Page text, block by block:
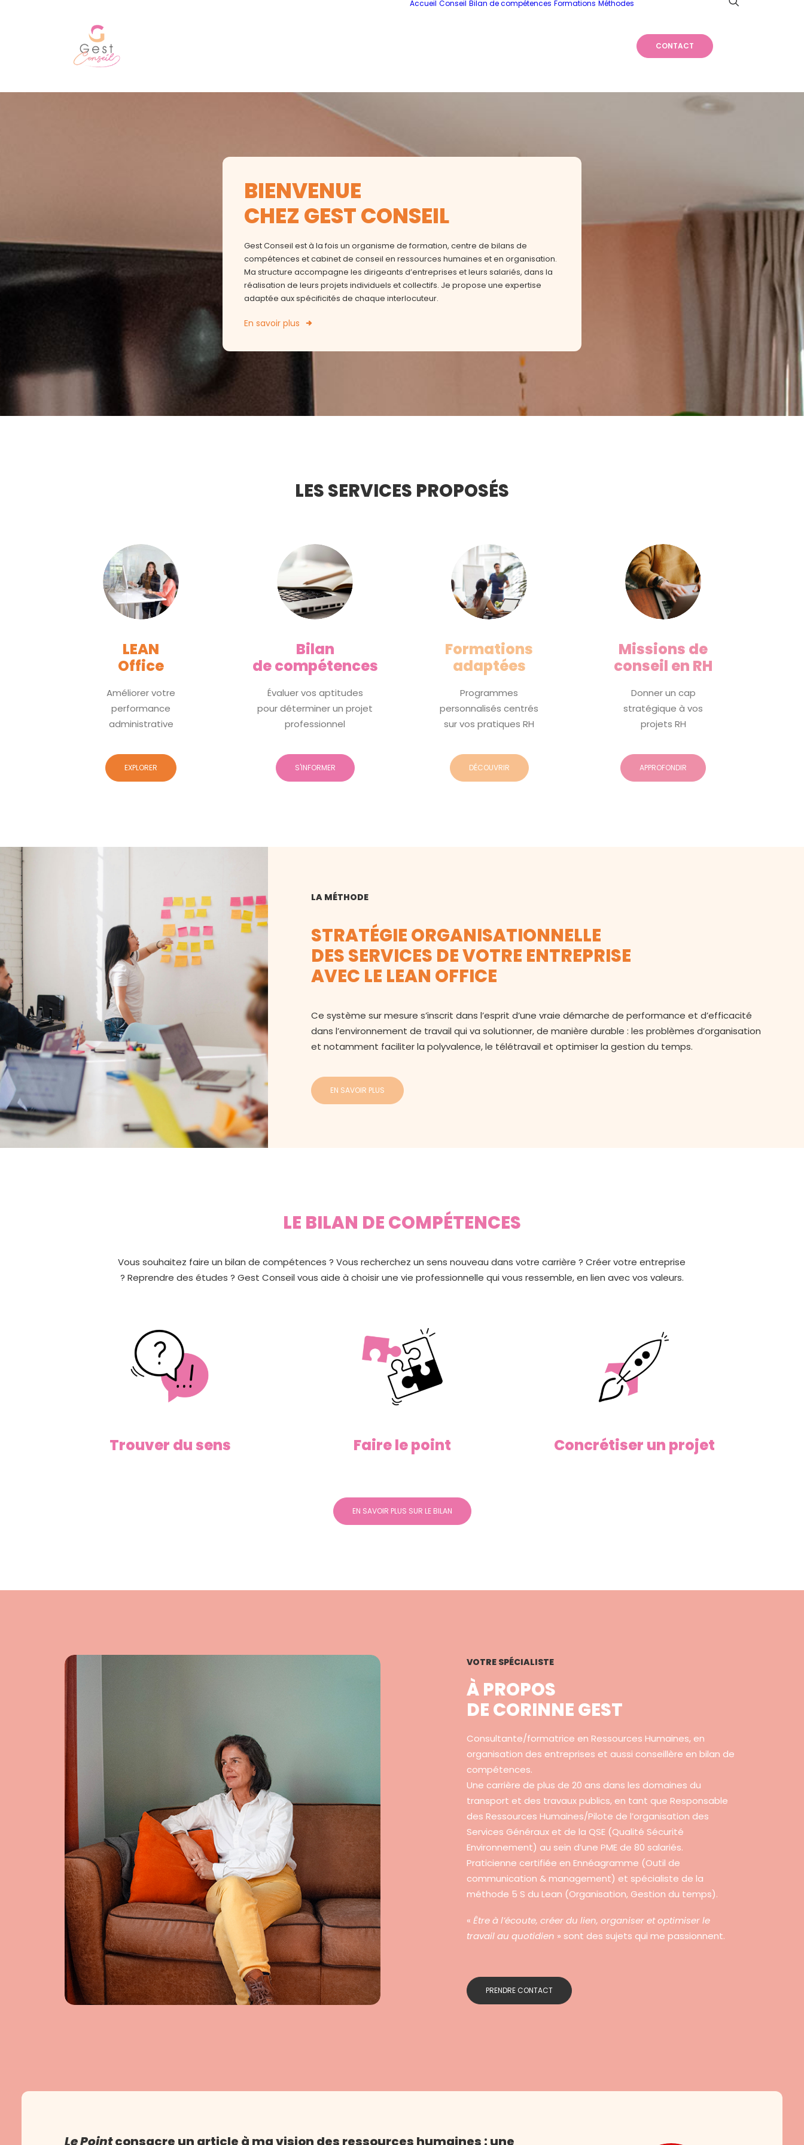
Accueil Conseil Bilan de compétences Formations Méthodes
CONTACT
BIENVENUE
CHEZ GEST CONSEIL
Gest Conseil est à la fois un organisme de formation, centre de bilans de
compétences et cabinet de conseil en ressources humaines et en organisation.
Ma structure accompagne les dirigeants d’entreprises et leurs salariés, dans la
réalisation de leurs projets individuels et collectifs. Je propose une expertise
adaptée aux spécificités de chaque interlocuteur.
En savoir plus
LES SERVICES PROPOSÉS
LEAN
Office
Améliorer votre
performance
administrative
EXPLORER
Bilan
de compétences
Évaluer vos aptitudes
pour déterminer un projet
professionnel
S'INFORMER
Formations
adaptées
Programmes
personnalisés centrés
sur vos pratiques RH
DÉCOUVRIR
Missions de
conseil en RH
Donner un cap
stratégique à vos
projets RH
APPROFONDIR
LA MÉTHODE
STRATÉGIE ORGANISATIONNELLE
DES SERVICES DE VOTRE ENTREPRISE
AVEC LE LEAN OFFICE
Ce système sur mesure s’inscrit dans l’esprit d’une vraie démarche de performance et d’efficacité
dans l’environnement de travail qui va solutionner, de manière durable : les problèmes d’organisation
et notamment faciliter la polyvalence, le télétravail et optimiser la gestion du temps.
EN SAVOIR PLUS
LE BILAN DE COMPÉTENCES
Vous souhaitez faire un bilan de compétences ? Vous recherchez un sens nouveau dans votre carrière ? Créer votre entreprise
? Reprendre des études ? Gest Conseil vous aide à choisir une vie professionnelle qui vous ressemble, en lien avec vos valeurs.
Trouver du sens Faire le point Concrétiser un projet
EN SAVOIR PLUS SUR LE BILAN
VOTRE SPÉCIALISTE
À PROPOS
DE CORINNE GEST
Consultante/formatrice en Ressources Humaines, en
organisation des entreprises et aussi conseillère en bilan de
compétences.
Une carrière de plus de 20 ans dans les domaines du
transport et des travaux publics, en tant que Responsable
des Ressources Humaines/Pilote de l’organisation des
Services Généraux et de la QSE (Qualité Sécurité
Environnement) au sein d’une PME de 80 salariés.
Praticienne certifiée en Ennéagramme (Outil de
communication & management) et spécialiste de la
méthode 5 S du Lean (Organisation, Gestion du temps).
« Être à l’écoute, créer du lien, organiser et optimiser le
travail au quotidien » sont des sujets qui me passionnent.
PRENDRE CONTACT
Le Pointconsacre un article à ma vision des ressources humaines : une